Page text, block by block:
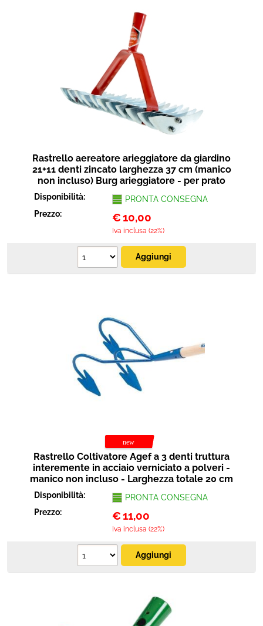
Rastrello aereatore arieggiatore da giardino
21+11 denti zincato larghezza 37 cm (manico
non incluso) Burg arieggiatore - per prato
Disponibilità:
PRONTA CONSEGNA
Prezzo:
€10,00
Iva inclusa (22%)
Rastrello Coltivatore Agef a 3 denti truttura
interemente in acciaio verniciato a polveri -
manico non incluso - Larghezza totale 20 cm
Disponibilità:
PRONTA CONSEGNA
Prezzo:
€11,00
Iva inclusa (22%)